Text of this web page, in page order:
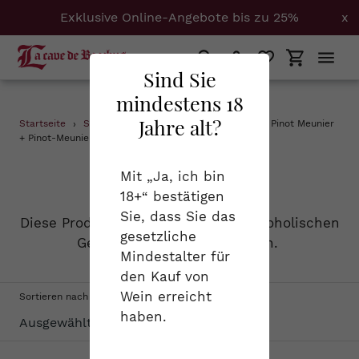
Sind Sie
mindestens 18
Jahre alt?
Mit „Ja, ich bin
18+“ bestätigen
Sie, dass Sie das
gesetzliche
Mindestalter für
den Kauf von
Wein erreicht
haben.
Direkt
zum
Exklusive Online-Angebote bis zu 25% x
Einloggen
Startseite › Schaumweine ›
Burgund + Calvados + Pinot Meunier
+ Pinot-Meunier + Spätburgunder
m
m
Schaumweine
Diese Produktgruppe vereint alle alkoholischen
Getränke, die schön prickeln.
Sortieren nach